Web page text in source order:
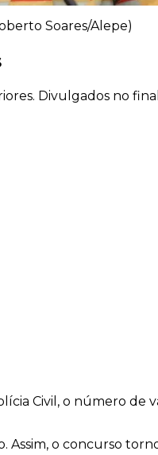
Soares/Alepe)
Divulgados no
Civil, o número de
Assim, o concurso